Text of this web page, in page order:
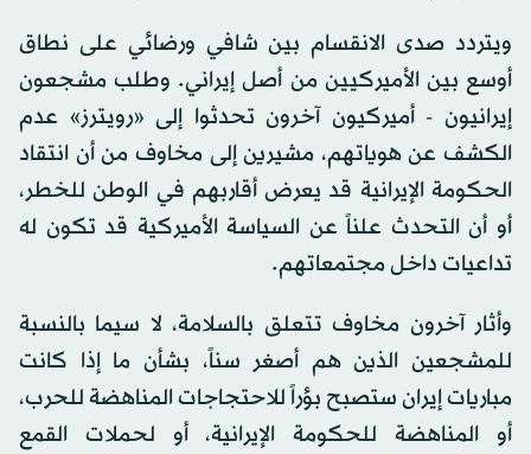
ويتردد صدى الانقسام بين شافي ورضائي على نطاق
أوسع بين الأميركيين من أصل إيراني. وطلب مشجعون
إيرانيون - أميركيون آخرون تحدثوا إلى «رويترز» عدم
الكشف عن هوياتهم، مشيرين إلى مخاوف من أن انتقاد
الحكومة الإيرانية قد يعرض أقاربهم في الوطن للخطر،
أو أن التحدث علناً عن السياسة الأميركية قد تكون له
تداعيات داخل مجتمعاتهم.
وأثار آخرون مخاوف تتعلق بالسلامة، لا سيما بالنسبة
للمشجعين الذين هم أصغر سناً، بشأن ما إذا كانت
مباريات إيران ستصبح بؤراً للاحتجاجات المناهضة للحرب،
أو المناهضة للحكومة الإيرانية، أو لحملات القمع